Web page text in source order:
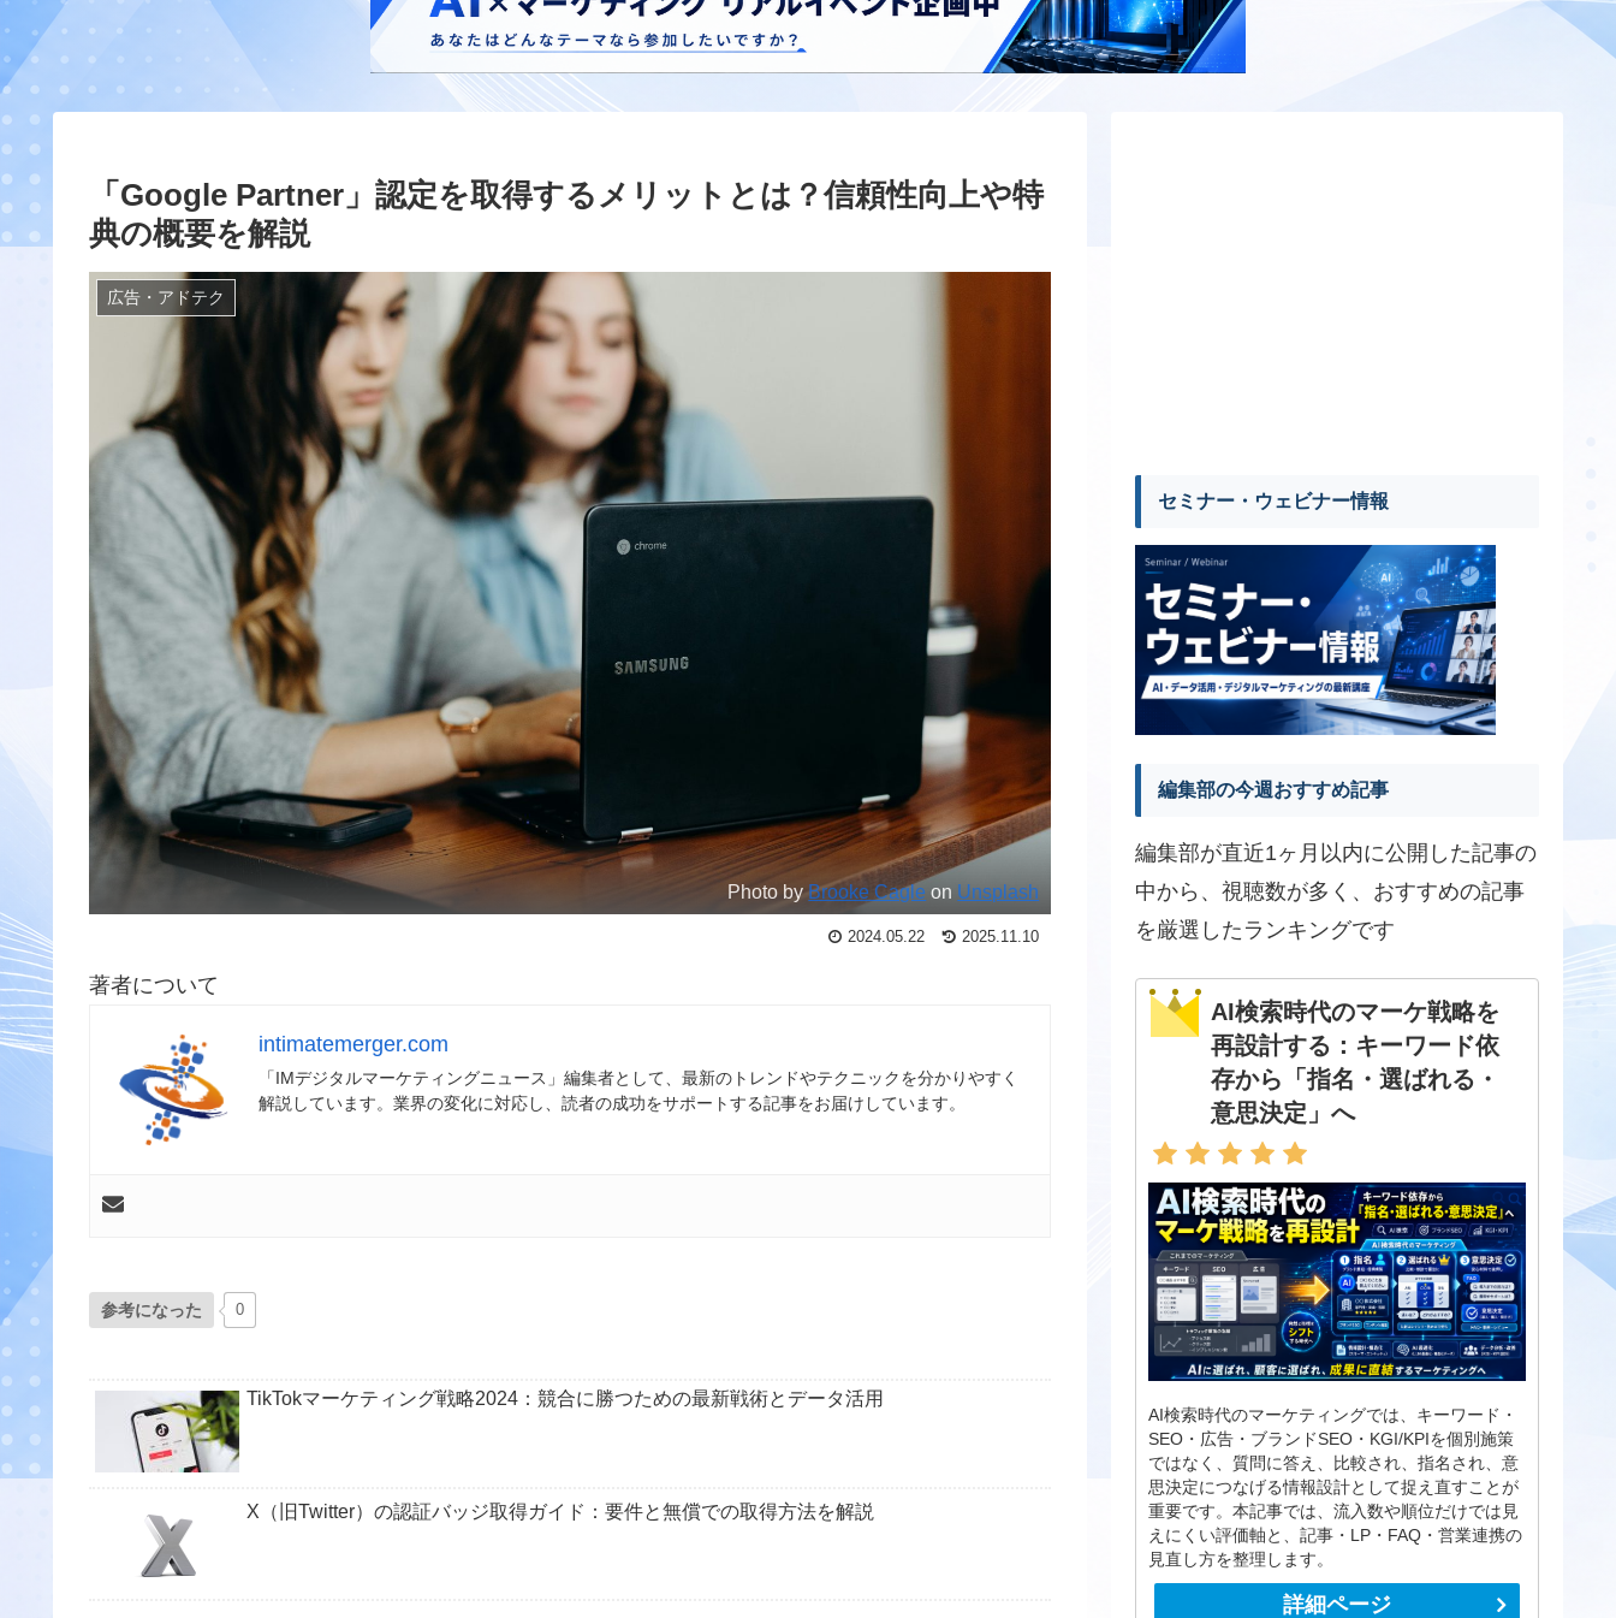
「Google Partner」認定を取得するメリットとは？信頼性向上や特
典の概要を解説
広告・アドテク
Photo by Brooke Cagle on Unsplash
2024.05.22 2025.11.10
著者について
intimatemerger.com
「IMデジタルマーケティングニュース」編集者として、最新のトレンドやテクニックを分かりやすく
解説しています。業界の変化に対応し、読者の成功をサポートする記事をお届けしています。
参考になった 0
TikTokマーケティング戦略2024：競合に勝つための最新戦術とデータ活用
X（旧Twitter）の認証バッジ取得ガイド：要件と無償での取得方法を解説
セミナー・ウェビナー情報
編集部の今週おすすめ記事
編集部が直近1ヶ月以内に公開した記事の
中から、視聴数が多く、おすすめの記事
を厳選したランキングです
AI検索時代のマーケ戦略を
再設計する：キーワード依
存から「指名・選ばれる・
意思決定」へ
AI検索時代のマーケティングでは、キーワード・
SEO・広告・ブランドSEO・KGI/KPIを個別施策
ではなく、質問に答え、比較され、指名され、意
思決定につなげる情報設計として捉え直すことが
重要です。本記事では、流入数や順位だけでは見
えにくい評価軸と、記事・LP・FAQ・営業連携の
見直し方を整理します。
詳細ページ